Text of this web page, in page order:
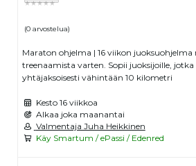
(0 arvostelua)
Maraton ohjelma | 16 viikon
treenaamista varten. Sopii juoksijoille,
yhtäjaksoisesti vähintään 10 kilometri
Kesto 16 viikkoa
Alkaa joka maanantai
Valmentaja Juha Heikkinen
Käy Smartum / ePassi / Edenred